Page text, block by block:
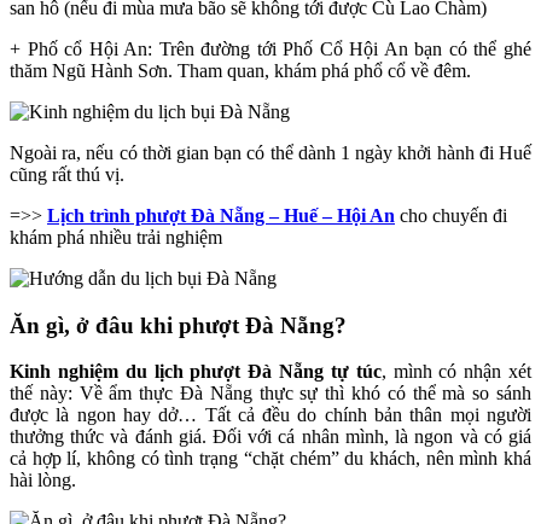
san hô (nếu đi mùa mưa bão sẽ không tới được Cù Lao Chàm)
+ Phố cổ Hội An: Trên đường tới Phố Cổ Hội An bạn có thể ghé
thăm Ngũ Hành Sơn. Tham quan, khám phá phổ cổ về đêm.
Ngoài ra, nếu có thời gian bạn có thể dành 1 ngày khởi hành đi Huế
cũng rất thú vị.
=>> Lịch trình phượt Đà Nẵng – Huế – Hội An cho chuyến đi
khám phá nhiều trải nghiệm
Ăn gì, ở đâu khi phượt Đà Nẵng?
Kinh nghiệm du lịch phượt Đà Nẵng tự túc, mình có nhận xét
thế này: Về ẩm thực Đà Nẵng thực sự thì khó có thể mà so sánh
được là ngon hay dở… Tất cả đều do chính bản thân mọi người
thưởng thức và đánh giá. Đối với cá nhân mình, là ngon và có giá
cả hợp lí, không có tình trạng “chặt chém” du khách, nên mình khá
hài lòng.